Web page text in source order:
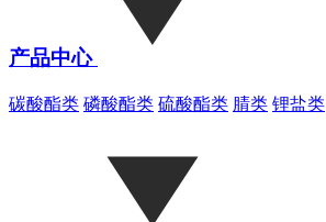
产品中心
碳酸酯类 磷酸酯类 硫酸酯类 腈类 锂盐类